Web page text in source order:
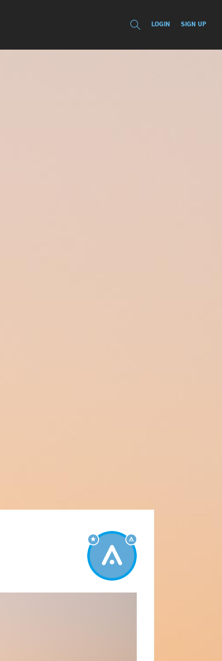
LOGIN SIGN UP